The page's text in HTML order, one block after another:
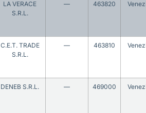
LA VERACE
S.R.L.
— 463820
C.E.T. TRADE
S.R.L.
— 463810
DENEB S.R.L. — 469000